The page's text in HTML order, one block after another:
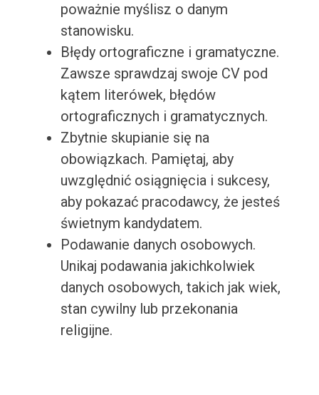
poważnie myślisz o danym
stanowisku.
Błędy ortograficzne i gramatyczne.
Zawsze sprawdzaj swoje CV pod
kątem literówek, błędów
ortograficznych i gramatycznych.
Zbytnie skupianie się na
obowiązkach. Pamiętaj, aby
uwzględnić osiągnięcia i sukcesy,
aby pokazać pracodawcy, że jesteś
świetnym kandydatem.
Podawanie danych osobowych.
Unikaj podawania jakichkolwiek
danych osobowych, takich jak wiek,
stan cywilny lub przekonania
religijne.